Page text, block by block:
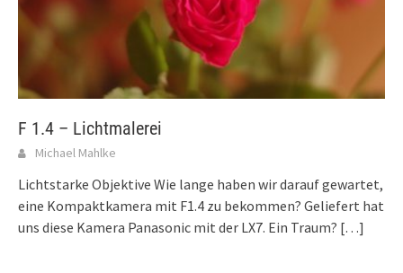
F 1.4 – Lichtmalerei
Michael Mahlke
Lichtstarke Objektive Wie lange haben wir darauf gewartet,
eine Kompaktkamera mit F1.4 zu bekommen? Geliefert hat
uns diese Kamera Panasonic mit der LX7. Ein Traum? […]